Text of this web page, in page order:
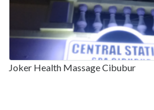
Joker Health Massage Cibubur